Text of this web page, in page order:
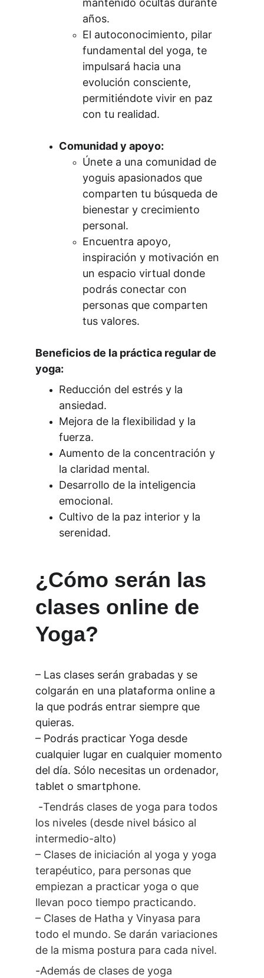
mantenido ocultas durante
años.
El autoconocimiento, pilar
fundamental del yoga, te
impulsará hacia una
evolución consciente,
permitiéndote vivir en paz
con tu realidad.
Comunidad y apoyo:
Únete a una comunidad de
yoguis apasionados que
comparten tu búsqueda de
bienestar y crecimiento
personal.
Encuentra apoyo,
inspiración y motivación en
un espacio virtual donde
podrás conectar con
personas que comparten
tus valores.
Beneficios de la práctica regular de
yoga:
Reducción del estrés y la
ansiedad.
Mejora de la flexibilidad y la
fuerza.
Aumento de la concentración y
la claridad mental.
Desarrollo de la inteligencia
emocional.
Cultivo de la paz interior y la
serenidad.
¿Cómo serán las
clases online de
Yoga?
– Las clases serán grabadas y se
colgarán en una plataforma online a
la que podrás entrar siempre que
quieras.
– Podrás practicar Yoga desde
cualquier lugar en cualquier momento
del día. Sólo necesitas un ordenador,
tablet o smartphone.
-Tendrás clases de yoga para todos
los niveles (desde nivel básico al
intermedio-alto)
– Clases de iniciación al yoga y yoga
terapéutico, para personas que
empiezan a practicar yoga o que
llevan poco tiempo practicando.
– Clases de Hatha y Vinyasa para
todo el mundo. Se darán variaciones
de la misma postura para cada nivel.
-Además de clases de yoga